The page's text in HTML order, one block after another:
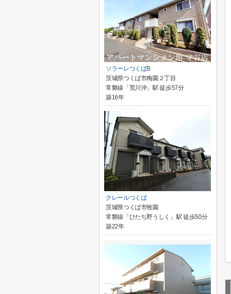
ソラーレつくばB
茨城県つくば市梅園２丁目
常磐線「荒川沖」駅 徒歩57分
築16年
クレールつくば
茨城県つくば市牧園
常磐線「ひたち野うしく」駅 徒歩50分
築22年